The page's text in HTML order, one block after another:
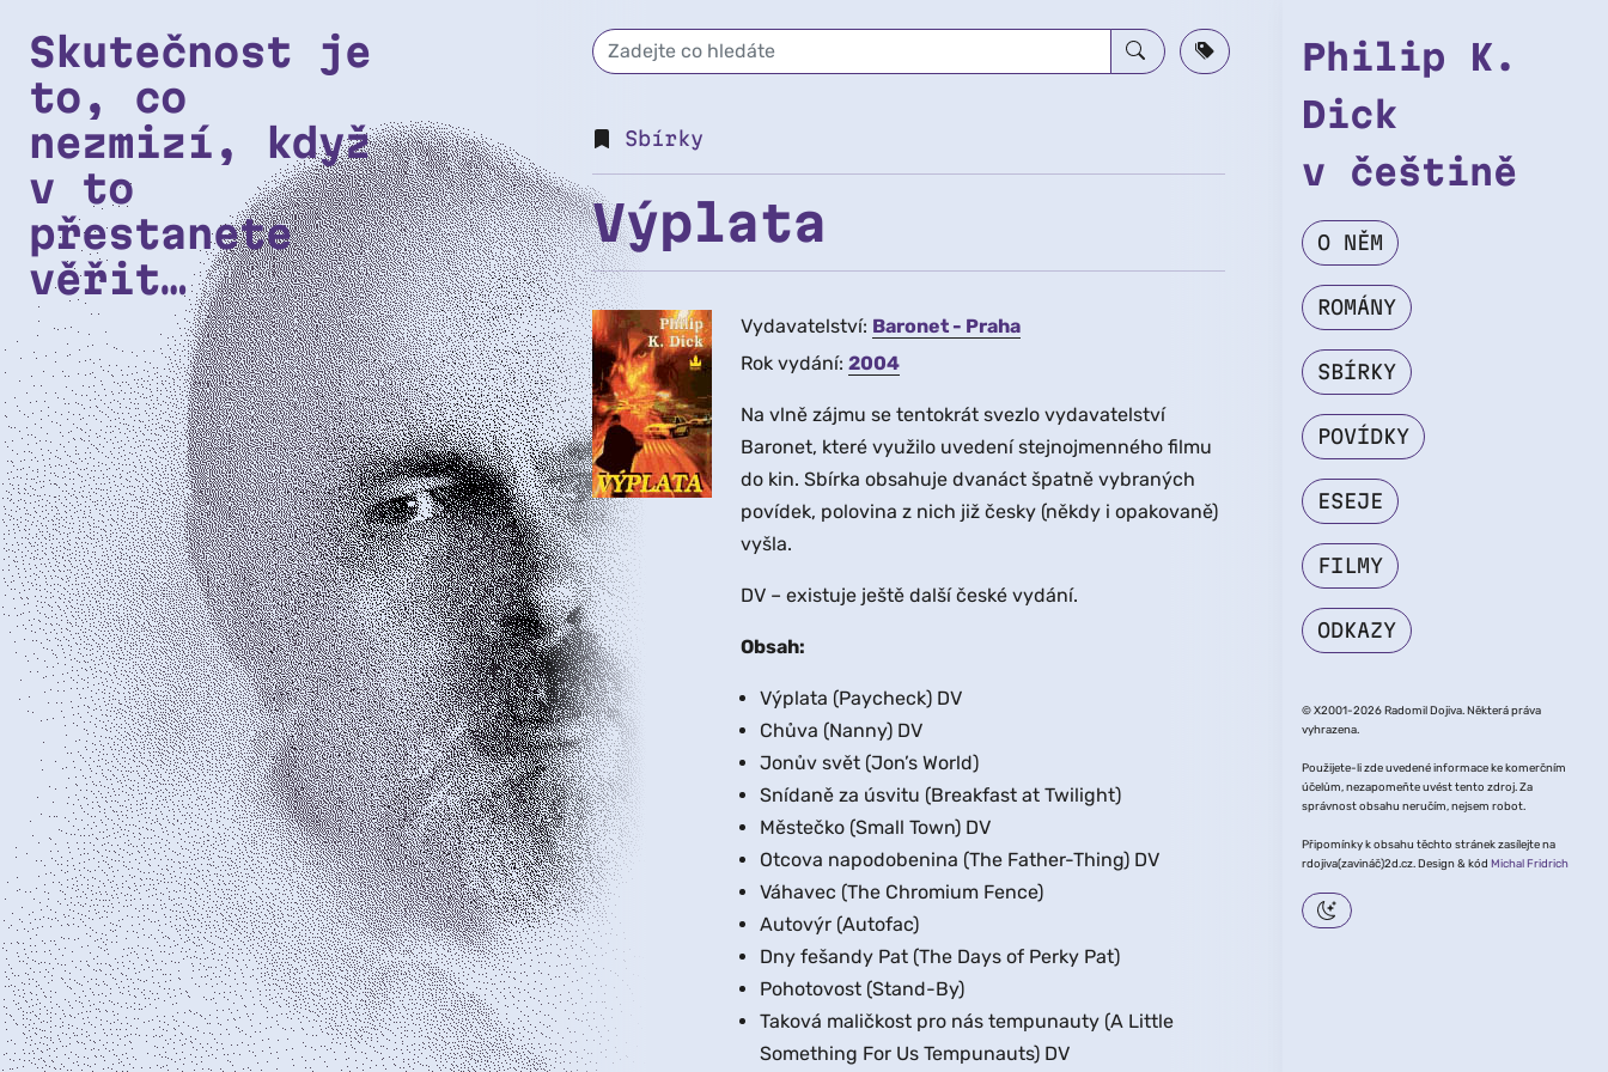
Philip K.
Dick
v češtině
O NĚM
ROMÁNY
SBÍRKY
POVÍDKY
ESEJE
FILMY
ODKAZY
© X2001-2026 Radomil Dojiva. Některá práva
vyhrazena.
Použijete-li zde uvedené informace ke komerčním
účelům, nezapomeňte uvést tento zdroj. Za
správnost obsahu neručím, nejsem robot.
Připomínky k obsahu těchto stránek zasílejte na
rdojiva(zavináč)2d.cz. Design & kód Michal Fridrich
Skutečnost je
to, co
nezmizí, když
v to
přestanete
věřit…
Sbírky
Výplata
Vydavatelství: Baronet - Praha
Rok vydání: 2004
Na vlně zájmu se tentokrát svezlo vydavatelství
Baronet, které využilo uvedení stejnojmenného filmu
do kin. Sbírka obsahuje dvanáct špatně vybraných
povídek, polovina z nich již česky (někdy i opakovaně)
vyšla.
DV – existuje ještě další české vydání.
Obsah:
Výplata (Paycheck) DV
Chůva (Nanny) DV
Jonův svět (Jon’s World)
Snídaně za úsvitu (Breakfast at Twilight)
Městečko (Small Town) DV
Otcova napodobenina (The Father-Thing) DV
Váhavec (The Chromium Fence)
Autovýr (Autofac)
Dny fešandy Pat (The Days of Perky Pat)
Pohotovost (Stand-By)
Taková maličkost pro nás tempunauty (A Little
Something For Us Tempunauts) DV